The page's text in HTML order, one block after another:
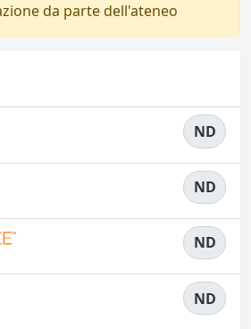
da parte dell'ateneo
ND
ND
ND
ND